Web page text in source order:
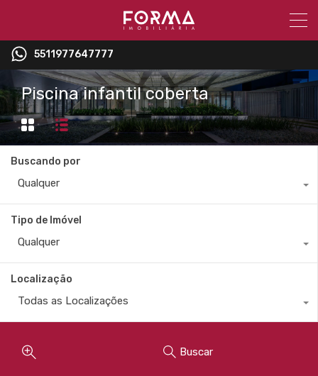
5511977647777
Piscina infantil coberta
Buscando por
Qualquer
Tipo de Imóvel
Qualquer
Localização
Todas as Localizações
Buscar